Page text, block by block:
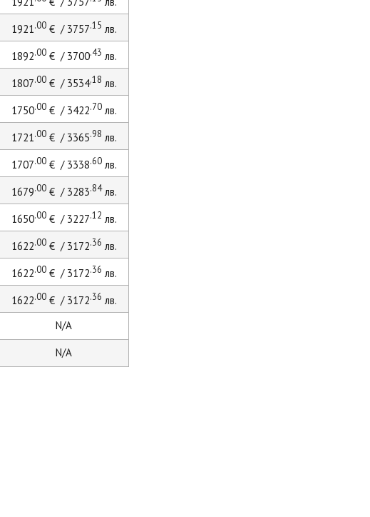
1921.00€ / 3757.15 лв.
1892.00€ / 3700.43 лв.
1807.00€ / 3534.18 лв.
1750.00€ / 3422.70лв.
1721.00€ / 3365.98 лв.
1707.00€ / 3338.60лв.
1679.00€ / 3283.84лв.
1650.00€ / 3227.12 лв.
1622.00€ / 3172.36 лв.
1622.00€ / 3172.36 лв.
1622.00€ / 3172.36 лв.
N/A
N/A